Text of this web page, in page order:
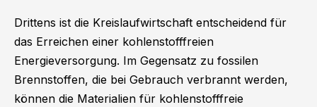
Drittens ist die Kreislaufwirtschaft entscheidend für
das Erreichen einer kohlenstofffreien
Energieversorgung. Im Gegensatz zu fossilen
Brennstoffen, die bei Gebrauch verbrannt werden,
können die Materialien für kohlenstofffreie